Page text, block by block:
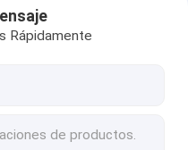
Rápidamente